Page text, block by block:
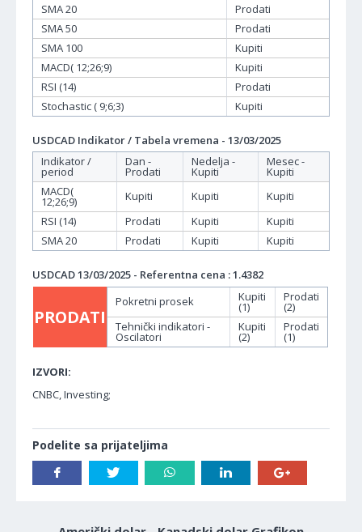
SMA 20
Prodati
SMA 50
Prodati
SMA 100
Kupiti
MACD( 12;26;9)
Kupiti
RSI (14)
Prodati
Stochastic ( 9;6;3)
Kupiti
USDCAD Indikator / Tabela vremena - 13/03/2025
Indikator /
period
Dan -
Prodati
Nedelja -
Kupiti
Mesec -
Kupiti
MACD(
12;26;9) Kupiti Kupiti
Kupiti
RSI (14)
Prodati Kupiti
Kupiti
SMA 20
Prodati Kupiti Kupiti
USDCAD 13/03/2025 - Referentna cena : 1.4382
PRODATI
Pokretni prosek Kupiti
(1)
Prodati
(2)
Tehnički indikatori -
Oscilatori
Kupiti
(2)
Prodati
(1)
IZVORI:
CNBC, Investing;
Podelite sa prijateljima